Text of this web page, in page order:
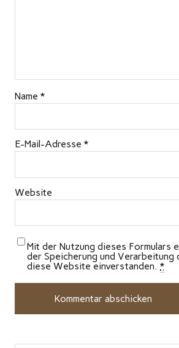
Name *
E-Mail-Adresse *
Website
Mit der Nutzung dieses Formulars
der Speicherung und Verarbeitung
diese Website einverstanden. *